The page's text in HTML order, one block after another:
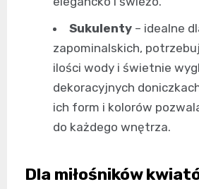
Sukulenty – idealne
zapominalskich,
ilości wody i świetnie
dekoracyjnych
ich form i kolorów
do każdego wnętrza.
Dla miłośników